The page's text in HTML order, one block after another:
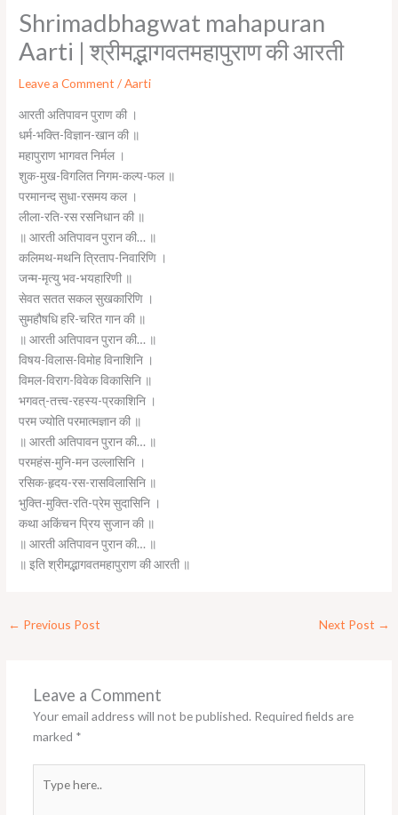
Shrimadbhagwat mahapuran
Aarti | श्रीमद्भागवतमहापुराण की आरती
Leave a Comment /Aarti
आरती अतिपावन पुराण की ।
धर्म-भक्ति-विज्ञान-खान की ॥
महापुराण भागवत निर्मल ।
शुक-मुख-विगलित निगम-कल्प-फल ॥
परमानन्द सुधा-रसमय कल ।
लीला-रति-रस रसनिधान की ॥
॥ आरती अतिपावन पुरान की… ॥
कलिमथ-मथनि त्रिताप-निवारिणि ।
जन्म-मृत्यु भव-भयहारिणी ॥
सेवत सतत सकल सुखकारिणि ।
सुमहौषधि हरि-चरित गान की ॥
॥ आरती अतिपावन पुरान की… ॥
विषय-विलास-विमोह विनाशिनि ।
विमल-विराग-विवेक विकासिनि ॥
भगवत्-तत्त्व-रहस्य-प्रकाशिनि ।
परम ज्योति परमात्मज्ञान की ॥
॥ आरती अतिपावन पुरान की… ॥
परमहंस-मुनि-मन उल्लासिनि ।
रसिक-हृदय-रस-रासविलासिनि ॥
भुक्ति-मुक्ति-रति-प्रेम सुदासिनि ।
कथा अकिंचन प्रिय सुजान की ॥
॥ आरती अतिपावन पुरान की… ॥
॥ इति श्रीमद्भागवतमहापुराण की आरती ॥
← Previous Post Next Post →
Leave a Comment
Your email address will not be published. Required fields are
marked *
here..